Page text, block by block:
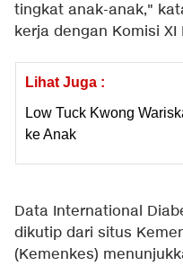
tingkat anak-anak,"
kerja dengan Komisi XI
Lihat Juga :
Low Tuck Kwong
ke Anak
Data International
dikutip dari situs
(Kemenkes)